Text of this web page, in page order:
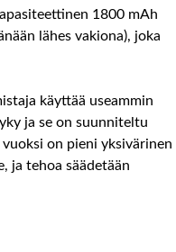
1800 mAh
lähes vakiona), joka
käyttää useammin
ja se on suunniteltu
on pieni yksivärinen
ja tehoa säädetään